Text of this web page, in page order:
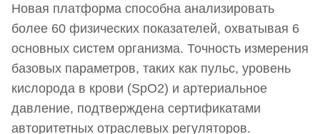
Новая платформа способна анализировать
более 60 физических показателей, охватывая 6
основных систем организма. Точность измерения
базовых параметров, таких как пульс, уровень
кислорода в крови (SpO2) и артериальное
давление, подтверждена сертификатами
авторитетных отраслевых регуляторов.